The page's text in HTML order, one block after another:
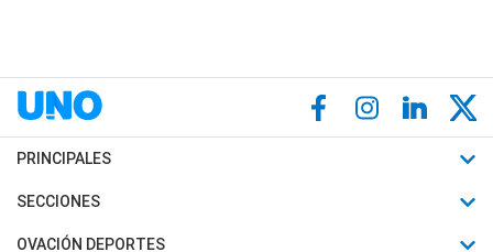
PRINCIPALES
Últimas Noticias
Política
SECCIONES
Horóscopo
OVACIÓN DEPORTES